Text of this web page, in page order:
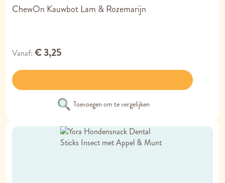
ChewOn Kauwbot Lam & Rozemarijn
Vanaf € 3,25
Toevoegen om te vergelijken